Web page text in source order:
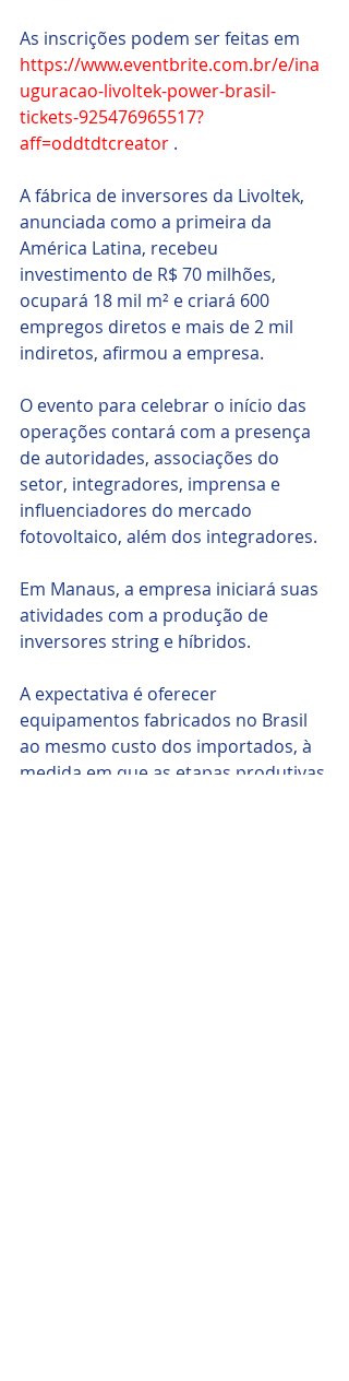
As inscrições podem ser feitas em
https://www.eventbrite.com.br/e/ina
uguracao-livoltek-power-brasil-
tickets-925476965517?
aff=oddtdtcreator .
A fábrica de inversores da Livoltek,
anunciada como a primeira da
América Latina, recebeu
investimento de R$ 70 milhões,
ocupará 18 mil m² e criará 600
empregos diretos e mais de 2 mil
indiretos, afirmou a empresa.
O evento para celebrar o início das
operações contará com a presença
de autoridades, associações do
setor, integradores, imprensa e
influenciadores do mercado
fotovoltaico, além dos integradores.
Em Manaus, a empresa iniciará suas
atividades com a produção de
inversores string e híbridos.
A expectativa é oferecer
equipamentos fabricados no Brasil
ao mesmo custo dos importados, à
medida em que as etapas produtivas